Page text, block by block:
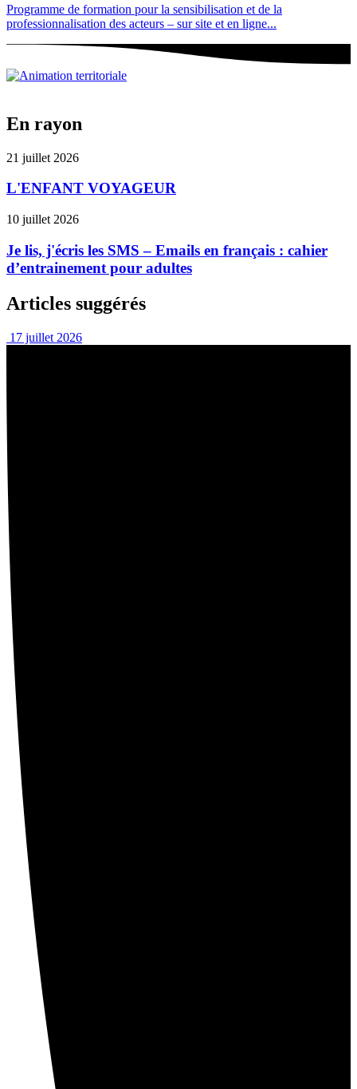
Programme de formation pour la sensibilisation et de la
professionnalisation des acteurs – sur site et en ligne...
En rayon
21 juillet 2026
L'ENFANT VOYAGEUR
10 juillet 2026
Je lis, j'écris les SMS – Emails en français : cahier
d’entrainement pour adultes
Articles suggérés
17 juillet 2026